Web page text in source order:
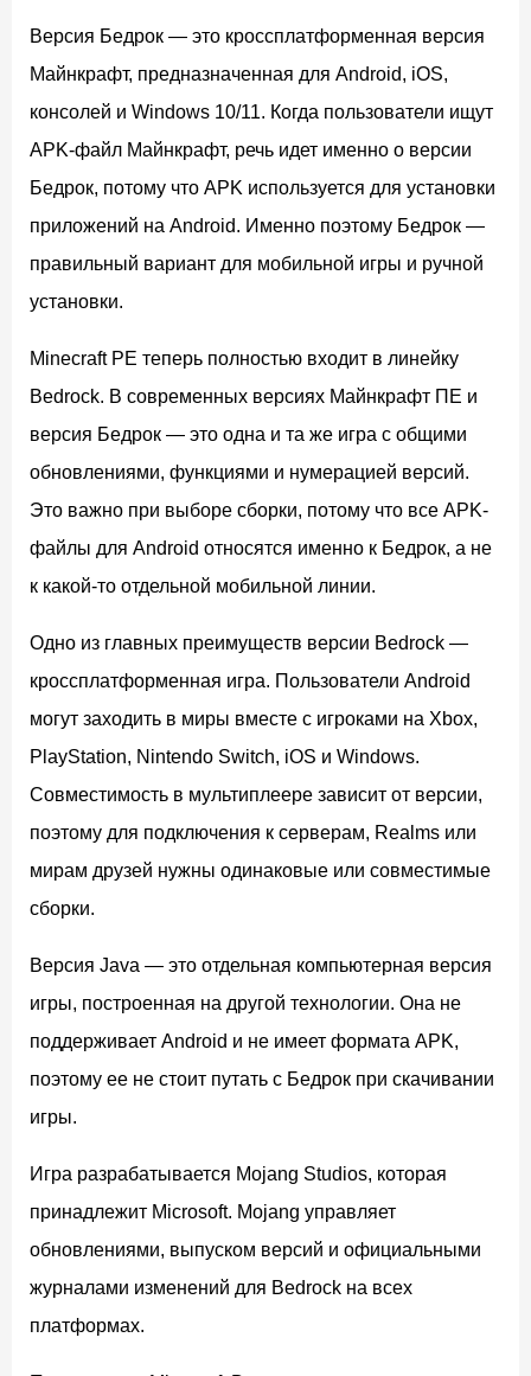
Версия Бедрок — это кроссплатформенная версия
Майнкрафт, предназначенная для Android, iOS,
консолей и Windows 10/11. Когда пользователи ищут
APK-файл Майнкрафт, речь идет именно о версии
Бедрок, потому что APK используется для установки
приложений на Android. Именно поэтому Бедрок —
правильный вариант для мобильной игры и ручной
установки.
Minecraft PE теперь полностью входит в линейку
Bedrock. В современных версиях Майнкрафт ПЕ и
версия Бедрок — это одна и та же игра с общими
обновлениями, функциями и нумерацией версий.
Это важно при выборе сборки, потому что все APK-
файлы для Android относятся именно к Бедрок, а не
к какой-то отдельной мобильной линии.
Одно из главных преимуществ версии Bedrock —
кроссплатформенная игра. Пользователи Android
могут заходить в миры вместе с игроками на Xbox,
PlayStation, Nintendo Switch, iOS и Windows.
Совместимость в мультиплеере зависит от версии,
поэтому для подключения к серверам, Realms или
мирам друзей нужны одинаковые или совместимые
сборки.
Версия Java — это отдельная компьютерная версия
игры, построенная на другой технологии. Она не
поддерживает Android и не имеет формата APK,
поэтому ее не стоит путать с Бедрок при скачивании
игры.
Игра разрабатывается Mojang Studios, которая
принадлежит Microsoft. Mojang управляет
обновлениями, выпуском версий и официальными
журналами изменений для Bedrock на всех
платформах.